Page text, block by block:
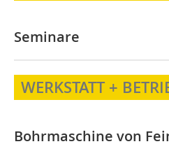
Seminare
WERKSTATT +
Bohrmaschine von